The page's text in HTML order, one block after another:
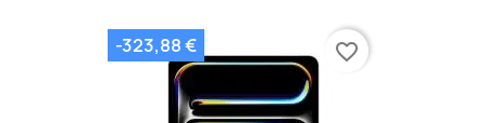
-323,88 € favorite_border